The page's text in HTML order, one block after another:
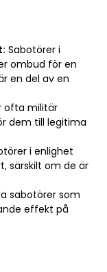
Sabotörer i
ombud för en
en del av en
ofta militär
dem till legitima
i enlighet
särskilt om de är
sabotörer som
effekt på